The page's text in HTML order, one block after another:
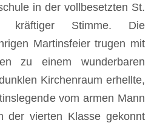
in der vollbesetzten St.
kräftiger Stimme. Die
Martinsfeier trugen mit
zu einem wunderbaren
Kirchenraum erhellte,
vom armen Mann
der vierten Klasse gekonnt